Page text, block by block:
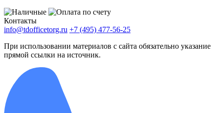
Контакты
info@tdofficetorg.ru +7 (495) 477-56-25
При использовании материалов с сайта обязательно указание
прямой ссылки на источник.